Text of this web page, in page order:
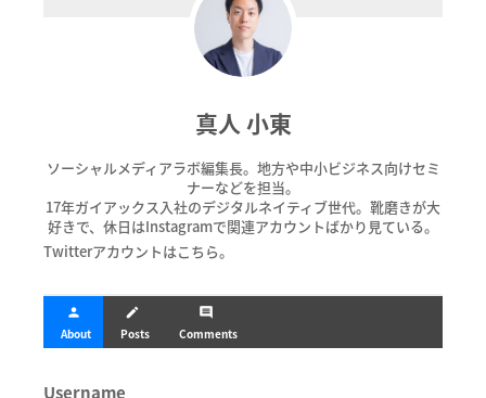
真人 小東
ソーシャルメディアラボ編集長。地方や中小ビジネス向けセミ
ナーなどを担当。
17年ガイアックス入社のデジタルネイティブ世代。靴磨きが大
好きで、休日はInstagramで関連アカウントばかり見ている。
Twitterアカウントはこちら。
person
About
create
Posts
comment
Comments
Username